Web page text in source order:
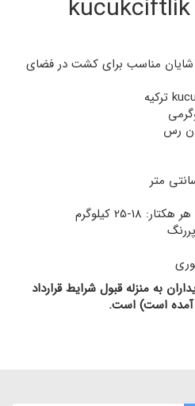
محصول شرکت kucukciftlik
شایان مناسب برای کشت در فضای
رس
25 کیلوگرم
به منزله قبول شرایط قرارداد
آمده است) است.